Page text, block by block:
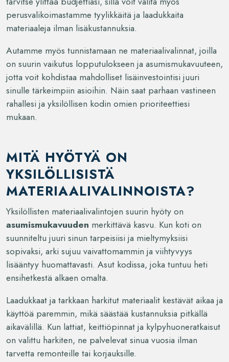
perusvalikoimastamme tyylikkäitä ja laadukkaita
materiaaleja ilman lisäkustannuksia.
Autamme myös tunnistamaan ne materiaalivalinnat, joilla
on suurin vaikutus lopputulokseen ja asumismukavuuteen,
jotta voit kohdistaa mahdolliset lisäinvestointisi juuri
sinulle tärkeimpiin asioihin. Näin saat parhaan vastineen
rahallesi ja yksilöllisen kodin omien prioriteettiesi
mukaan.
MITÄ HYÖTYÄ ON
YKSILÖLLISISTÄ
MATERIAALIVALINNOISTA?
Yksilöllisten materiaalivalintojen suurin hyöty on
asumismukavuuden merkittävä kasvu. Kun koti on
suunniteltu juuri sinun tarpeisiisi ja mieltymyksiisi
sopivaksi, arki sujuu vaivattomammin ja viihtyvyys
lisääntyy huomattavasti. Asut kodissa, joka tuntuu heti
ensihetkestä alkaen omalta.
Laadukkaat ja tarkkaan harkitut materiaalit kestävät aikaa ja
käyttöä paremmin, mikä säästää kustannuksia pitkällä
aikavälillä. Kun lattiat, keittiöpinnat ja kylpyhuoneratkaisut
on valittu harkiten, ne palvelevat sinua vuosia ilman
tarvetta remonteille tai korjauksille.